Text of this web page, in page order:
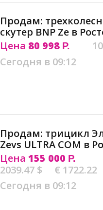
Продам:
скутер BNP Ze в
Цена 80 998 Р.
Сегодня в 09:12
Продам: трицикл
Zevs ULTRA COM в
Цена 155 000 Р.
2039.47 $
€ 1722.22
Сегодня в 09:12